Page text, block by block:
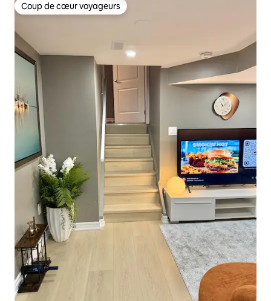
Coup de cœur voyageurs
Coup de cœur voyageurs